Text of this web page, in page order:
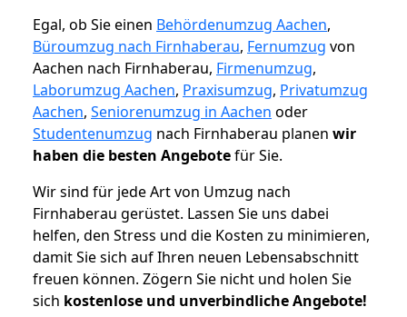
Egal, ob Sie einen Behördenumzug Aachen,
Büroumzug nach Firnhaberau, Fernumzug von
Aachen nach Firnhaberau, Firmenumzug,
Laborumzug Aachen, Praxisumzug, Privatumzug
Aachen, Seniorenumzug in Aachen oder
Studentenumzug nach Firnhaberau planen wir
haben die besten Angebotefür Sie.
Wir sind für jede Art von Umzug nach
Firnhaberau gerüstet. Lassen Sie uns dabei
helfen, den Stress und die Kosten zu minimieren,
damit Sie sich auf Ihren neuen Lebensabschnitt
freuen können. Zögern Sie nicht und holen Sie
sich kostenlose und unverbindliche Angebote!